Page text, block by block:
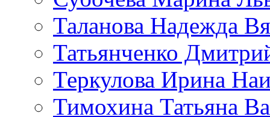
Таланова Надежда
Татьянченко
Теркулова Ирина
Тимохина Татьяна